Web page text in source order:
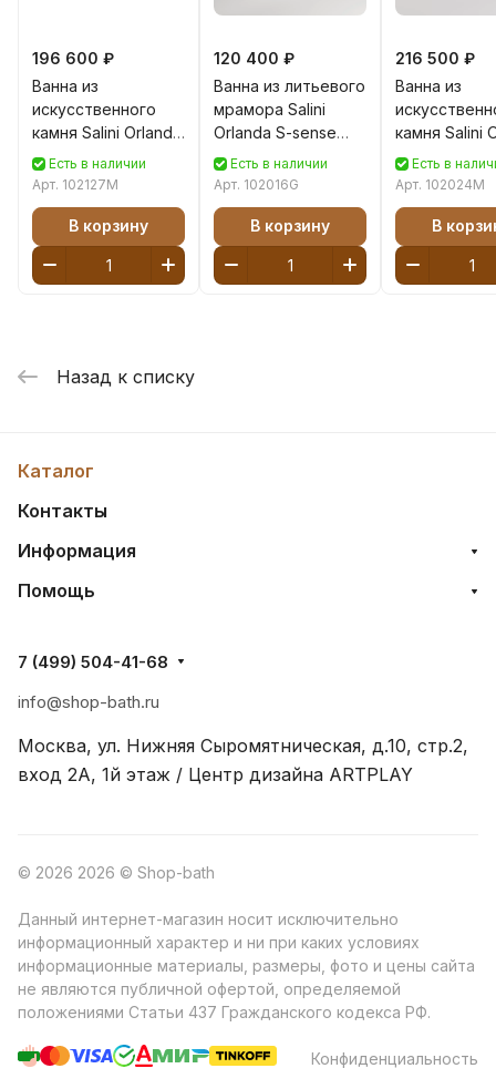
196 600 ₽
Ванна из
искусственного
камня Salini Orlanda
Kit S-Stone 170х75
102127M белая
встраиваемая
Есть в наличии
Арт. 102127M
В корзину
120 400 ₽
Ванна из литьевого
мрамора Salini
Orlanda S-sense
170х80 102016G
белая глянцевая,
Есть в наличии
Арт. 102016G
В корзину
216 500 ₽
Ванна из
камня Salini
Plus S-stone
190x100
Есть в
Арт. 102024M
В
Назад к списку
Каталог
Контакты
Информация
Помощь
7 (499) 504-41-68
info@shop-bath.ru
Москва, ул. Нижняя Сыромятническая, д.10, стр.2,
вход 2A, 1й этаж / Центр дизайна ARTPLAY
© 2026 2026 © Shop-bath
Данный интернет-магазин носит исключительно
информационный характер и ни при каких условиях
информационные материалы, размеры, фото и цены сайта
не являются публичной офертой, определяемой
положениями Статьи 437 Гражданского кодекса РФ.
Конфиденциальность